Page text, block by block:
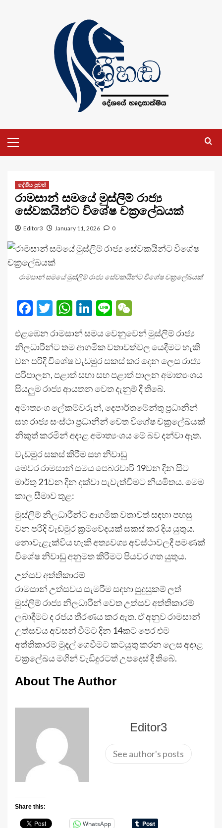
Menu
දේශීය පුවත්
රාමසාන් සමයේ මුස්ලිම් රාජ්‍ය
සේවකයින්ට විශේෂ චක්‍රලේඛයක්
Editor3 January 11, 2026 0
රාමසාන් සමයේ මුස්ලිම් රාජ්‍ය සේවකයින්ට විශේෂ චක්‍රලේඛයක්
Facebook
Twitter
WhatsApp
LinkedIn
Line
එළඹෙන රාමසාන් සමය වෙනුවෙන් මුස්ලිම් රාජ්‍ය
නිලධාරීන්ට තම ආගමික වතාවත්වල යෙදීමට හැකි
වන පරිදි විශේෂ වැඩමුර සකස් කර දෙන ලෙස රාජ්‍ය
පරිපාලන, පළාත් සභා සහ පළාත් පාලන අමාත්‍යංශය
සියලුම රාජ්‍ය ආයතන වෙත දැනුම් දී තිබේ.
අමාත්‍යංශ ලේකම්වරුන්, දෙපාර්තමේන්තු ප්‍රධානීන්
සහ රාජ්‍ය සංස්ථා ප්‍රධානීන් වෙත විශේෂ චක්‍රලේඛයක්
නිකුත් කරමින් අදාළ අමාත්‍යංශය මේ බව දන්වා ඇත.
වැඩමුර සකස් කිරීම සහ නිවාඩු
මෙවර රාමසාන් සමය පෙබරවාරි 19වන දින සිට
මාර්තු 21වන දින දක්වා පැවැත්වීමට නියමිතය. මෙම
කාල සීමාව තුළ:
මුස්ලිම් නිලධාරීන්ට ආගමික වතාවත් සඳහා පහසු
වන පරිදි වැඩමුර ක්‍රමවේදයක් සකස් කර දිය යුතුය.
නොවැළැක්විය හැකි අත්‍යවශ්‍ය අවස්ථාවලදී පමණක්
විශේෂ නිවාඩු අනුමත කිරීමට පියවර ගත යුතුය.
උත්සව අත්තිකාරම්
රාමසාන් උත්සවය සැමරීම සඳහා සුදුසුකම් ලත්
මුස්ලිම් රාජ්‍ය නිලධාරීන් වෙත උත්සව අත්තිකාරම්
ලබාදීමට ද රජය තීරණය කර ඇත. ඒ අනුව රාමසාන්
උත්සවය අවසන් වීමට දින 14කට පෙර එම
අත්තිකාරම් මුදල් ගෙවීමට කටයුතු කරන ලෙස අදාළ
චක්‍රලේඛය මගින් වැඩිදුරටත් උපදෙස් දී තිබේ.
About The Author
Editor3
See author's posts
Share this:
WhatsApp